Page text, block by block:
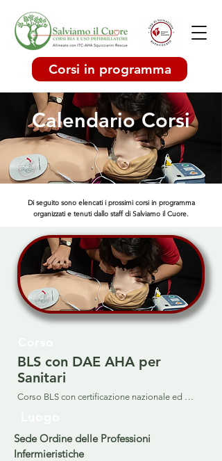
Corsi in programma
Calendario Corsi
Di seguito sono elencati i prossimi corsi in programma
organizzati e tenuti dallo staff di Salviamo il Cuore.
BLS con DAE AHA per
Sanitari
Corso BLS con certificazione nazionale ed
50 crediti ECM a richiesta.
Sede Ordine delle Professioni
Infermieristiche